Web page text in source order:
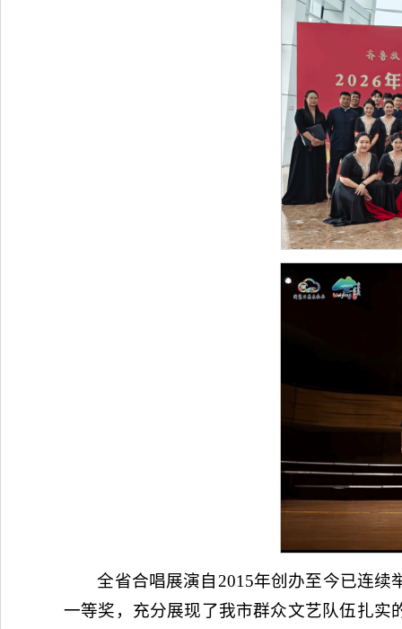
全省合唱展演自2015年创办至今已连
一等奖，充分展现了我市群众文艺队伍扎